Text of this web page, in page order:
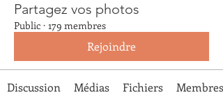
Partagez vos photos
Public · 179 membres
Rejoindre
Discussion Médias Fichiers Membres